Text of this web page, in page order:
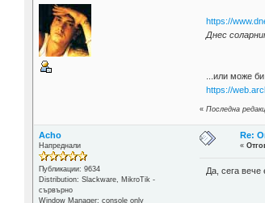
https://
Днес
...или може
https://
«Последна
Acho
Напреднали
Публикации: 9634
Distribution: Slackware, MikroTik -
сървърно
Window Manager: console only
Re:
«
Да, сега вече